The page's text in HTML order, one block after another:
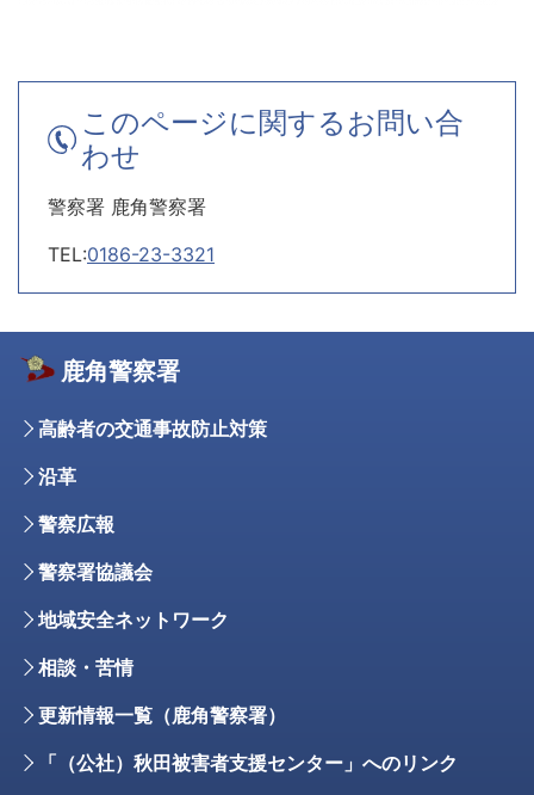
このページに関するお問い合
わせ
警察署 鹿角警察署
TEL:0186-23-3321
鹿角警察署
高齢者の交通事故防止対策
沿革
警察広報
警察署協議会
地域安全ネットワーク
相談・苦情
更新情報一覧（鹿角警察署）
「（公社）秋田被害者支援センター」へのリンク